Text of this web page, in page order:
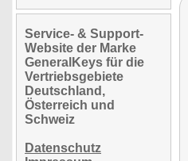
Service- & Support-
Website der Marke
GeneralKeys für die
Vertriebsgebiete
Deutschland,
Österreich und
Schweiz
Datenschutz